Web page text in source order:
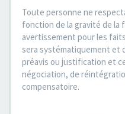
Toute personne ne
fonction de la gravité de la
avertissement pour les
sera systématiquement et
préavis ou justification et
négociation, de
compensatoire.